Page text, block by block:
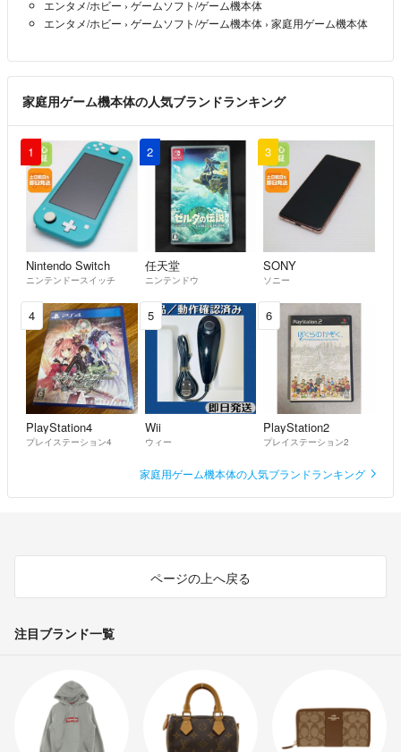
エンタメ/ホビー › ゲームソフト/ゲーム機本体
エンタメ/ホビー › ゲームソフト/ゲーム機本体 › 家庭用ゲーム機本体
家庭用ゲーム機本体の人気ブランドランキング
1
Nintendo Switch
ニンテンドースイッチ
2
任天堂
ニンテンドウ
3
SONY
ソニー
4
PlayStation4
プレイステーション4
5
Wii
ウィー
6
PlayStation2
プレイステーション2
家庭用ゲーム機本体の人気ブランドランキング
ページの上へ戻る
注目ブランド一覧